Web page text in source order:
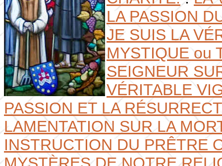
LA PASSION
JE SUIS LA
MYSTIQUE ou
SEIGNEUR
VÉRITABLE
PASSION ET LA
LAMENTATION SUR LA
INSTRUCTION DU PRÊTRE